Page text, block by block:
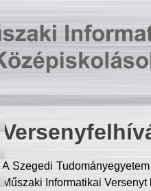
A Szegedi
Műszaki Informatikai